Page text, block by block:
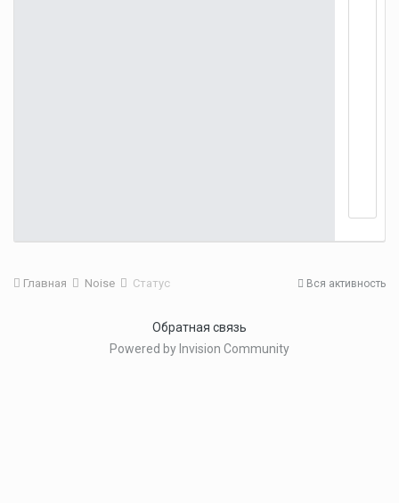
Вся активность
Главная Noise Статус
Обратная связь
Powered by Invision Community